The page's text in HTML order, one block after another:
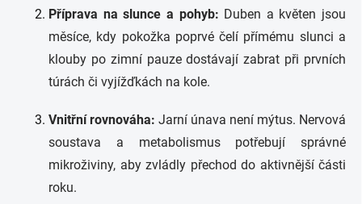
Příprava na slunce a pohyb: Duben a květen jsou
měsíce, kdy pokožka poprvé čelí přímému slunci a
klouby po zimní pauze dostávají zabrat při prvních
túrách či vyjížďkách na kole.
Vnitřní rovnováha: Jarní únava není mýtus. Nervová
soustava a metabolismus potřebují správné
mikroživiny, aby zvládly přechod do aktivnější části
roku.